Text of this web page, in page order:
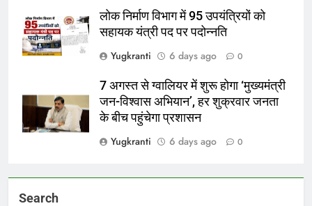
लोक निर्माण विभाग में 95 उपयंत्रियों को
सहायक यंत्री पद पर पदोन्नति
Yugkranti
6 days ago 0
7 अगस्त से ग्वालियर में शुरू होगा ‘मुख्यमंत्री
जन-विश्वास अभियान’, हर शुक्रवार जनता
के बीच पहुंचेगा प्रशासन
Yugkranti
6 days ago 0
Search